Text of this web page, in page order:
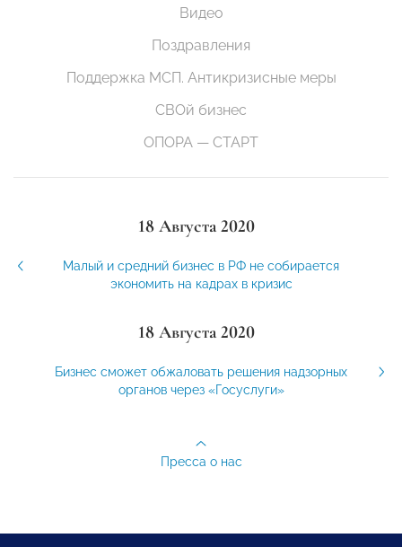
Видео
Поздравления
Поддержка МСП. Антикризисные меры
СВОй бизнес
ОПОРА — СТАРТ
18 Августа 2020
Малый и средний бизнес в РФ не собирается
экономить на кадрах в кризис
18 Августа 2020
Бизнес сможет обжаловать решения надзорных
органов через «Госуслуги»
Пресса о нас